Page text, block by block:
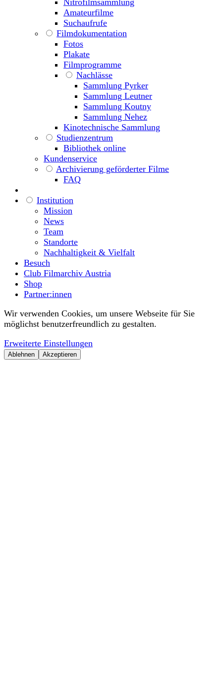
Nitrofilmsammlung
Amateurfilme
Suchaufrufe
Filmdokumentation
Fotos
Plakate
Filmprogramme
Nachlässe
Sammlung Pyrker
Sammlung Leutner
Sammlung Koutny
Sammlung Nehez
Kinotechnische Sammlung
Studienzentrum
Bibliothek online
Kundenservice
Archivierung geförderter Filme
FAQ
Institution
Mission
News
Team
Standorte
Nachhaltigkeit & Vielfalt
Besuch
Club Filmarchiv Austria
Shop
Partner:innen
Wir verwenden Cookies, um unsere Webseite für Sie
möglichst benutzerfreundlich zu gestalten.
Erweiterte Einstellungen
Ablehnen Akzeptieren